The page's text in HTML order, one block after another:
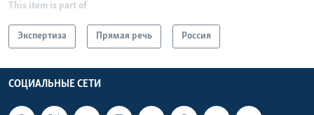
This item is part of
Экспертиза Прямая речь Россия
СОЦИАЛЬНЫЕ СЕТИ